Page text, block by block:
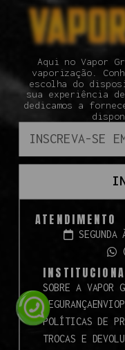
Aqui no Vapor
vaporização.
escolha do
sua experiência
dedicamos a
ATENDIMENTO
SOBRE A VAPOR
SEGURANÇAENVIO
POLÍTICAS DE
TROCAS E